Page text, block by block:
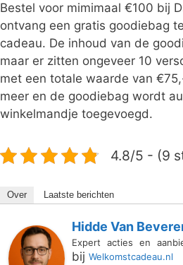
Bestel voor mimimaal €100 bij
ontvang een gratis goodiebag
cadeau. De inhoud van de
maar er zitten ongeveer 10
met een totale waarde van
meer en de goodiebag wordt
winkelmandje toegevoegd.
4.8/5 - (9
Over Laatste berichten
Hidde Van
Expert acties en
bij Welkomstcadeau.nl